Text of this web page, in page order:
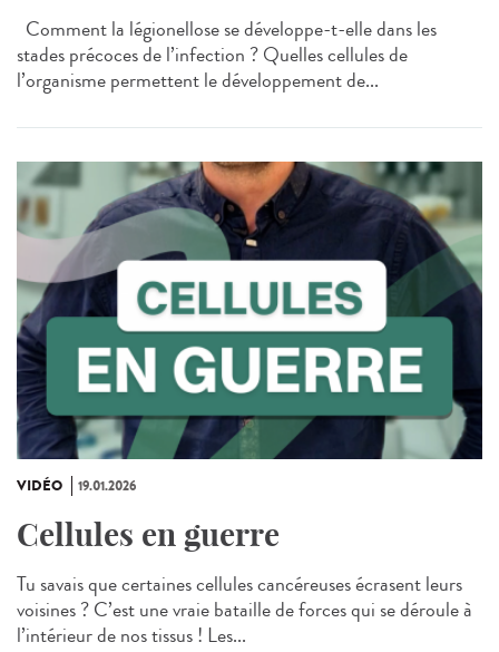
Comment la légionellose se développe-t-elle dans les
stades précoces de l’infection ? Quelles cellules de
l’organisme permettent le développement de...
VIDÉO 19.01.2026
Cellules en guerre
Tu savais que certaines cellules cancéreuses écrasent leurs
voisines ? C’est une vraie bataille de forces qui se déroule à
l’intérieur de nos tissus ! Les...